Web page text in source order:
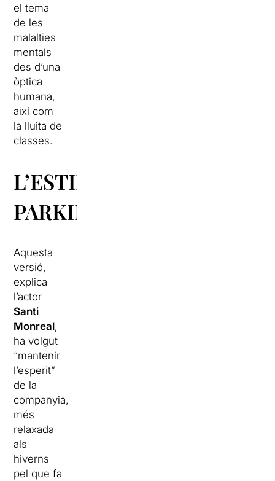
el tema
de les
malalties
mentals
des d’una
òptica
humana,
així com
la lluita de
classes.
L’ESTIL
PARKING
Aquesta
versió,
explica
l’actor
Santi
Monreal,
ha volgut
“mantenir
l’esperit”
de la
companyia,
més
relaxada
als
hiverns
pel que fa